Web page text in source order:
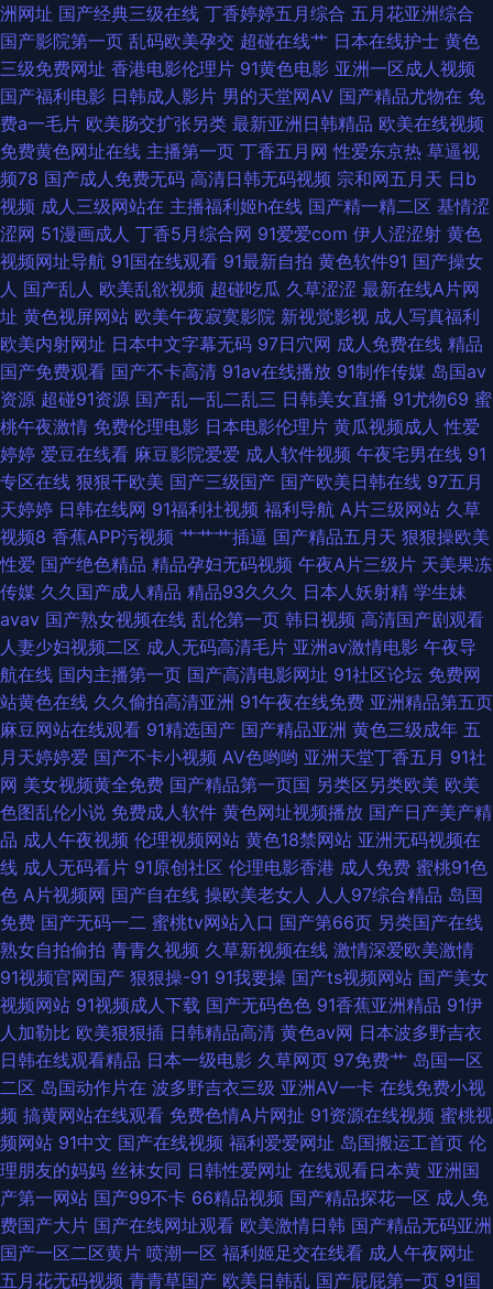
产香蕉视频 欧美性爱午夜影院 香蕉精品亚洲国产 99公开超碰 另类色色 香蕉
视频在线看 www日日干 狠狠日天天干 殴美蜜桃 亚洲成人WWW 超碰少妇
久久超碰人人操 日韩无码资源站 91激情网 第一福利在线导航 欧美日韩国 91
白丝袜 国产青青草精品 青青艹Av 宅狼社导航 超碰高潮 久久在线伊人 伪娘
自慰 东京热淫成人专区 人人插91 91亲99 狠狠撸最新 日本在www电影 91色
交 国产福利影院一 欧美aa网页 五月花AV电影网 97超碰超碰在线 国产精品
视频xⅩ 日韩三级毛片免 97午夜 国产伪娘专区 欧美另类色图视频 亚州污97
AV色色导航 韩国无码成人 五月花AV
洲网址 国产经典三级在线 丁香婷婷五月综合 五月花亚洲综合
国产影院第一页 乱码欧美孕交 超碰在线艹 日本在线护士 黄色
三级免费网址 香港电影伦理片 91黄色电影 亚洲一区成人视频
国产福利电影 日韩成人影片 男的天堂网AV 国产精品尤物在 免
费a一毛片 欧美肠交扩张另类 最新亚洲日韩精品 欧美在线视频
免费黄色网址在线 主播第一页 丁香五月网 性爱东京热 草逼视
频78 国产成人免费无码 高清日韩无码视频 宗和网五月天 日b
视频 成人三级网站在 主播福利姬h在线 国产精一精二区 基情涩
涩网 51漫画成人 丁香5月综合网 91爱爱com 伊人涩涩射 黄色
视频网址导航 91国在线观看 91最新自拍 黄色软件91 国产操女
人 国产乱人 欧美乱欲视频 超碰吃瓜 久草涩涩 最新在线A片网
址 黄色视屏网站 欧美午夜寂寞影院 新视觉影视 成人写真福利
欧美内射网址 日本中文字幕无码 97日穴网 成人免费在线 精品
国产免费观看 国产不卡高清 91av在线播放 91制作传媒 岛国av
资源 超碰91资源 国产乱一乱二乱三 日韩美女直播 91尤物69 蜜
桃午夜激情 免费伦理电影 日本电影伦理片 黄瓜视频成人 性爱
婷婷 爱豆在线看 麻豆影院爱爱 成人软件视频 午夜宅男在线 91
专区在线 狠狠干欧美 国产三级国产 国产欧美日韩在线 97五月
天婷婷 日韩在线网 91福利社视频 福利导航 A片三级网站 久草
视频8 香蕉APP污视频 艹艹艹插逼 国产精品五月天 狠狠操欧美
性爱 国产绝色精品 精品孕妇无码视频 午夜A片三级片 天美果冻
传媒 久久国产成人精品 精品93久久久 日本人妖射精 学生妹
avav 国产熟女视频在线 乱伦第一页 韩日视频 高清国产剧观看
人妻少妇视频二区 成人无码高清毛片 亚洲av激情电影 午夜导
航在线 国内主播第一页 国产高清电影网址 91社区论坛 免费网
站黄色在线 久久偷拍高清亚洲 91午夜在线免费 亚洲精品第五页
麻豆网站在线观看 91精选国产 国产精品亚洲 黄色三级成年 五
月天婷婷爱 国产不卡小视频 AV色哟哟 亚洲天堂丁香五月 91社
网 美女视频黄全免费 国产精品第一页国 另类区另类欧美 欧美
色图乱伦小说 免费成人软件 黄色网址视频播放 国产日产美产精
品 成人午夜视频 伦理视频网站 黄色18禁网站 亚洲无码视频在
线 成人无码看片 91原创社区 伦理电影香港 成人免费 蜜桃91色
色 A片视频网 国产自在线 操欧美老女人 人人97综合精品 岛国
免费 国产无码一二 蜜桃tv网站入口 国产第66页 另类国产在线
熟女自拍偷拍 青青久视频 久草新视频在线 激情深爱欧美激情
91视频官网国产 狠狠操-91 91我要操 国产ts视频网站 国产美女
视频网站 91视频成人下载 国产无码色色 91香蕉亚洲精品 91伊
人加勒比 欧美狠狠插 日韩精品高清 黄色av网 日本波多野吉衣
日韩在线观看精品 日本一级电影 久草网页 97免费艹 岛国一区
二区 岛国动作片在 波多野吉衣三级 亚洲AV一卡 在线免费小视
频 搞黄网站在线观看 免费色情A片网扯 91资源在线视频 蜜桃视
频网站 91中文 国产在线视频 福利爱爱网址 岛国搬运工首页 伦
理朋友的妈妈 丝袜女同 日韩性爱网址 在线观看日本黄 亚洲国
产第一网站 国产99不卡 66精品视频 国产精品探花一区 成人免
费国产大片 国产在线网址观看 欧美激情日韩 国产精品无码亚洲
国产一区二区黄片 喷潮一区 福利姬足交在线看 成人午夜网址
五月花无码视频 青青草国产 欧美日韩乱 国产屁屁第一页 91国